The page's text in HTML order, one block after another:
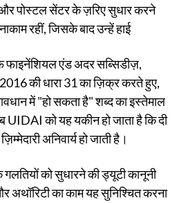
पोस्टल सेंटर के ज़रिए सुधार करने
रहीं, जिसके बाद उन्हें हाई
फाइनेंशियल एंड अदर सब्सिडीज़,
की धारा 31 का ज़िक्र करते हुए,
में "हो सकता है" शब्द का इस्तेमाल
UIDAI को यह यकीन हो जाता है कि दी
अनिवार्य हो जाती है।
को सुधारने की ड्यूटी कानूनी
अथॉरिटी का काम यह सुनिश्चित करना